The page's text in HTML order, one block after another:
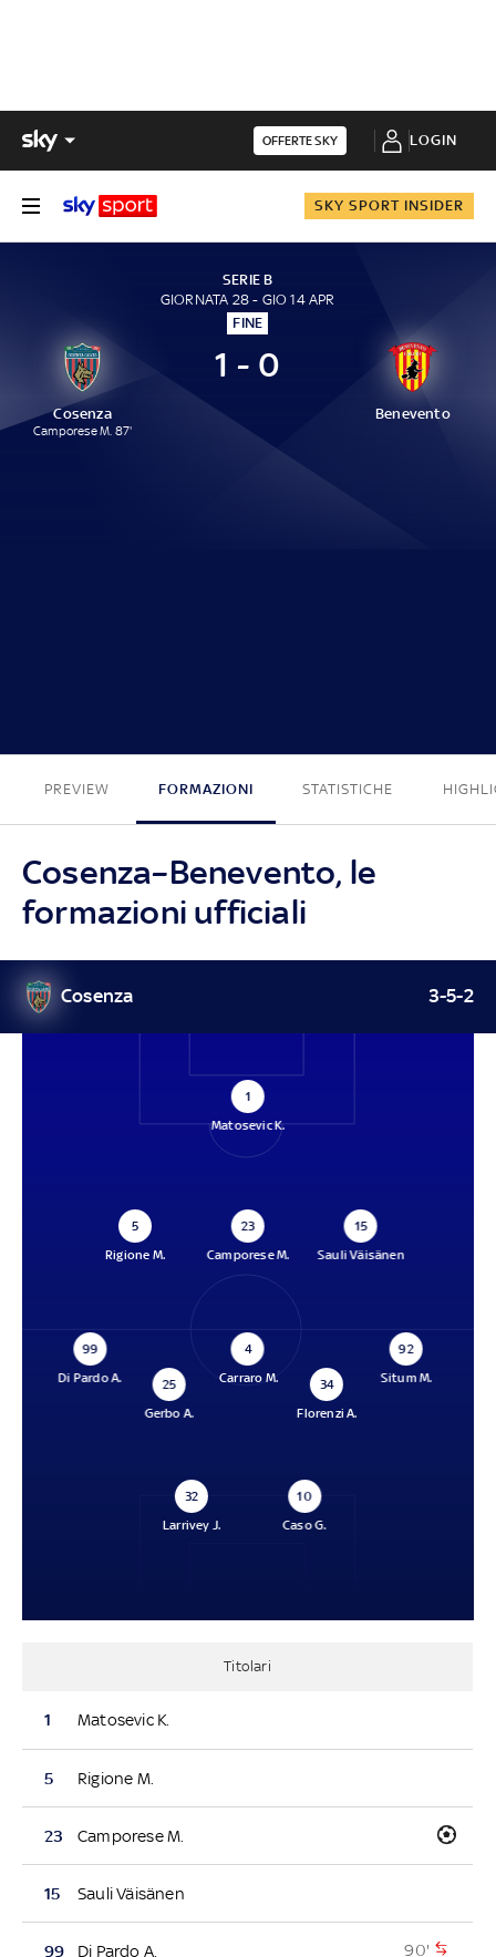
OFFERTE SKY LOGIN
SKY SPORT INSIDER
SERIE B
GIORNATA 28 - GIO 14 APR
FINE
Cosenza
Camporese M. 87'
1 - 0
Benevento
PREVIEW FORMAZIONI STATISTICHE
Cosenza–Benevento, le
formazioni ufficiali
Cosenza 3-5-2
1
Matosevic K.
5
Rigione M.
23
Camporese M.
15
Sauli Väisänen
99
Di Pardo A.
25
Gerbo A.
4
Carraro M.
34
Florenzi A.
92
Situm M.
32
Larrivey J.
10
Caso G.
Titolari
1 Matosevic K.
5 Rigione M.
23 Camporese M.
15 Sauli Väisänen
99 Di Pardo A. 90'